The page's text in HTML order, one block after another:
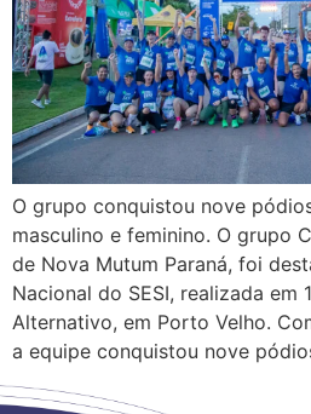
O grupo conquistou nove
masculino e feminino. O grupo
de Nova Mutum Paraná, foi
Nacional do SESI, realizada em
Alternativo, em Porto Velho.
a equipe conquistou nove